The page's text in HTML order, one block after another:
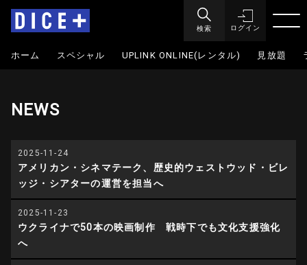
検索 ログイン
ホーム スペシャル UPLINK ONLINE(レンタル) 見放題
NEWS
2025-11-24
アメリカン・シネマテーク、歴史的ウェストウッド・ビレ
ッジ・シアターの運営を担当へ
2025-11-23
ウクライナで50本の映画制作 戦時下でも文化支援強化
へ